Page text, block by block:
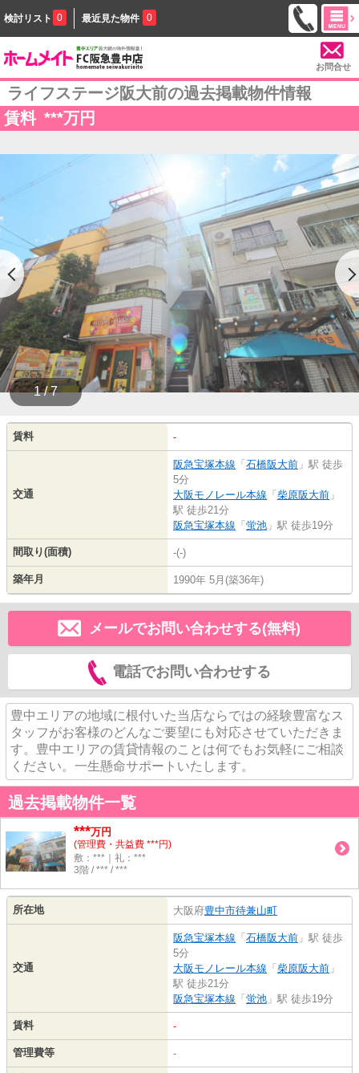
検討リスト 0 最近見た物件 0
お問合せ
ライフステージ阪大前の過去掲載物件情報
賃料 ***万円
1 / 7
賃料 -
交通
阪急宝塚本線 「 石橋阪大前 」駅 徒歩
5分
大阪モノレール本線 「 柴原阪大前 」
駅 徒歩21分
阪急宝塚本線 「 蛍池 」駅 徒歩19分
間取り(面積) -(-)
築年月 1990年 5月(築36年)
メールでお問い合わせする(無料)
電話でお問い合わせする
豊中エリアの地域に根付いた当店ならではの経験豊富なス
タッフがお客様のどんなご要望にも対応させていただきま
す。豊中エリアの賃貸情報のことは何でもお気軽にご相談
ください。一生懸命サポートいたします。
過去掲載物件一覧
***万円
(管理費・共益費 ***円)
敷：***｜礼：***
3階 / *** / ***
所在地 大阪府豊中市待兼山町
交通
阪急宝塚本線 「 石橋阪大前 」駅 徒歩
5分
大阪モノレール本線 「 柴原阪大前 」
駅 徒歩21分
阪急宝塚本線 「 蛍池 」駅 徒歩19分
賃料 -
管理費等 -